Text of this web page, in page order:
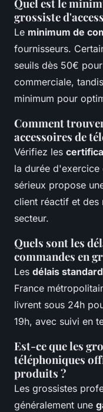
Quel est le
grossiste
Le minimum de
fournisseurs.
seuils dès 50€
commerciale,
minimum pour
Comment
accessoires de
Vérifiez les
la durée
sérieux propose
client réactif et des
secteur.
Quels sont les
commandes en
Les délais
France
livrent sous 24h
19h, avec suivi en
Est-ce que les
téléphoniques
produits ?
Les grossistes
généralement une